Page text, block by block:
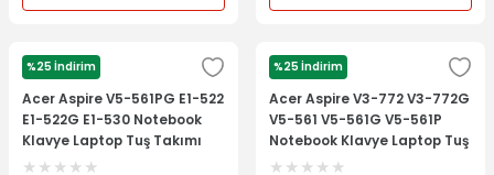
%25 İndirim
ACER
Acer Aspire V5-561PG E1-522
E1-522G E1-530 Notebook
Klavye Laptop Tuş Takımı
%25 İndirim
ACER
Acer Aspire V3-772 V3-772G
V5-561 V5-561G V5-561P
Notebook Klavye Laptop Tuş
Takımı